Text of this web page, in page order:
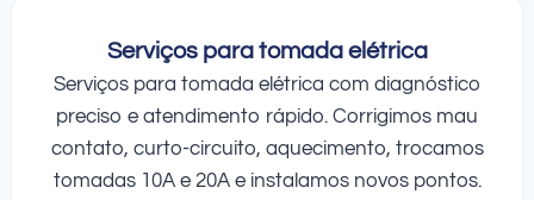
Serviços para tomada elétrica
Serviços para tomada elétrica com diagnóstico
preciso e atendimento rápido. Corrigimos mau
contato, curto-circuito, aquecimento, trocamos
tomadas 10A e 20A e instalamos novos pontos.